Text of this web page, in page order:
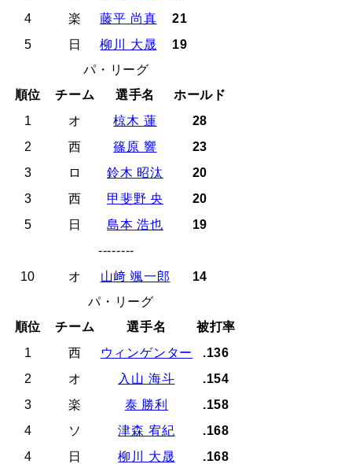
4
楽 藤平 尚真
21
5
日 柳川 大晟
19
パ・リーグ
順位
チーム 選手名
ホールド
1
オ 椋木 蓮
28
2
西 篠原 響
23
3
ロ 鈴木 昭汰
20
3
西 甲斐野 央
20
5
日 島本 浩也
19
--------
10
オ 山﨑 颯一郎
14
パ・リーグ
順位
チーム 選手名
被打率
1
西 ウィンゲンター
.136
2
オ 入山 海斗
.154
3
楽 泰 勝利
.158
4
ソ 津森 宥紀
.168
4
日 柳川 大晟
.168